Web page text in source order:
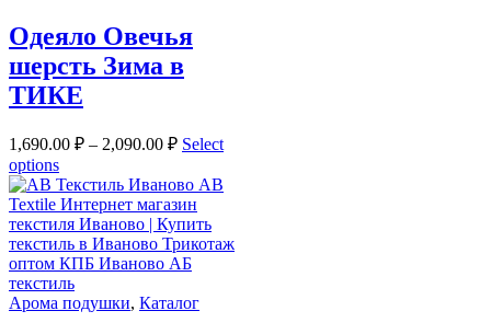
Одеяло Овечья
шерсть Зима в
ТИКЕ
1,690.00 ₽ – 2,090.00 ₽ Select
options
Арома подушки, Каталог